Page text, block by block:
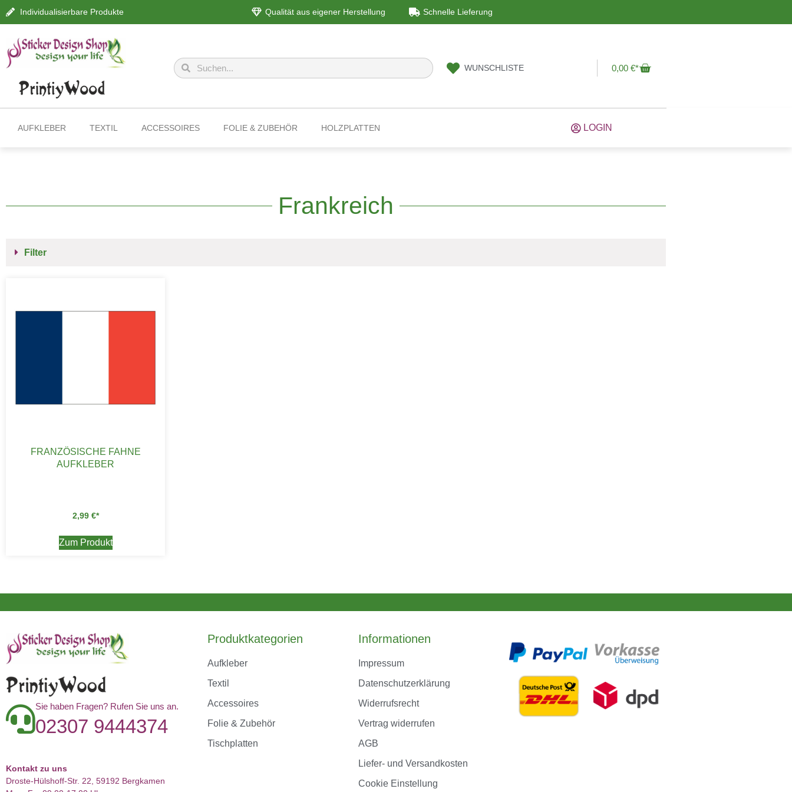
Individualisierbare Produkte Qualität aus eigener Herstellung Schnelle Lieferung
WUNSCHLISTE 0,00€
AUFKLEBER TEXTIL ACCESSOIRES FOLIE & ZUBEHÖR HOLZPLATTEN LOGIN
Frankreich
Filter
FRANZÖSISCHE FAHNE
AUFKLEBER
2,99 €
Zum Produkt
Sie haben Fragen? Rufen Sie uns an.
02307 9444374
Kontakt zu uns
Droste-Hülshoff-Str. 22, 59192 Bergkamen
Produktkategorien
Aufkleber
Textil
Accessoires
Folie & Zubehör
Tischplatten
Informationen
Impressum
Datenschutzerklärung
Widerrufsrecht
Vertrag widerrufen
AGB
Liefer- und Versandkosten
Cookie Einstellung